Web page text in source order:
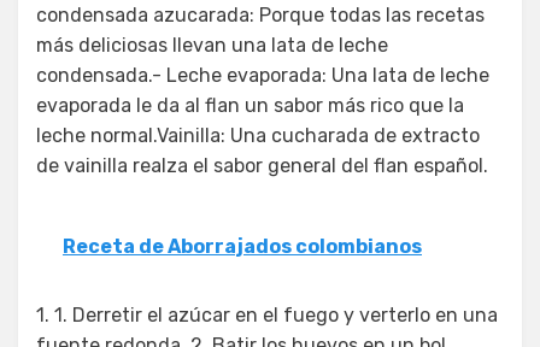
condensada azucarada: Porque todas las recetas
más deliciosas llevan una lata de leche
condensada.- Leche evaporada: Una lata de leche
evaporada le da al flan un sabor más rico que la
leche normal.Vainilla: Una cucharada de extracto
de vainilla realza el sabor general del flan español.
Receta de Aborrajados colombianos
1. 1. Derretir el azúcar en el fuego y verterlo en una